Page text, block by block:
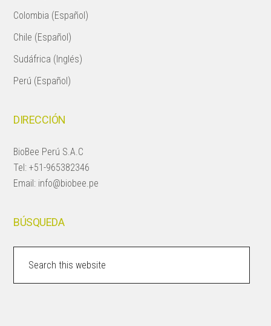
Colombia (Español)
Chile (Español)
Sudáfrica (Inglés)
Perú (Español)
DIRECCIÓN
BioBee Perú S.A.C
Tel:+51-965382346
Email: info@biobee.pe
BÚSQUEDA
website